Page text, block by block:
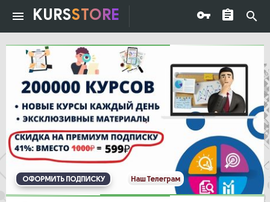
KURSSTORE
ОФОРМИТЬ ПОДПИСКУ Наш Телеграм